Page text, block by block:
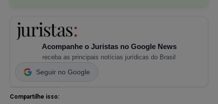
Acompanhe o Juristas no Google News
receba as principais notícias jurídicas do Brasil
Seguir no Google
Compartilhe isso: